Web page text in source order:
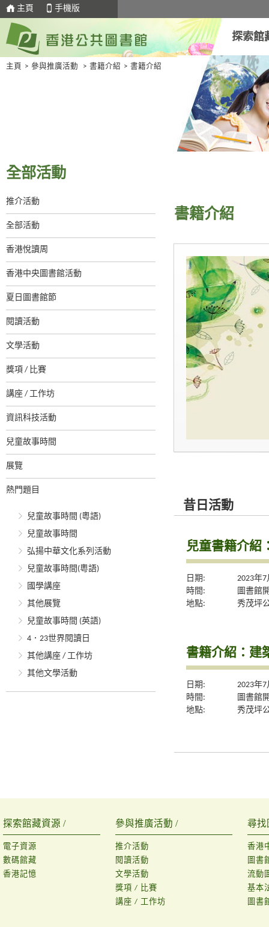
主頁 手機版
探索館
主頁 > 參與推廣活動 > 書籍介紹 > 書籍介紹
全部活動
推介活動
全部活動
香港悅讀周
香港中央圖書館活動
夏日圖書館節
閱讀活動
文學活動
獎項 / 比賽
講座 / 工作坊
資訊科技活動
兒童故事時間
展覽
熱門題目
兒童故事時間 (粵語)
兒童故事時間
弘揚中華文化系列活動
兒童故事時間(粵語)
國學講座
其他展覽
兒童故事時間 (英語)
4．23世界閱讀日
其他講座 / 工作坊
其他文學活動
書籍介紹
昔日活動
兒童書籍介紹
日期:
2023年
時間:
圖書館
地點:
秀茂坪
書籍介紹：建
日期:
2023年
時間:
圖書館
地點:
秀茂坪
探索館藏資源 /
電子資源
數碼館藏
香港記憶
參與推廣活動 /
推介活動
閱讀活動
文學活動
獎項 / 比賽
講座 / 工作坊
尋找
香港
圖書
流動
基本
圖書